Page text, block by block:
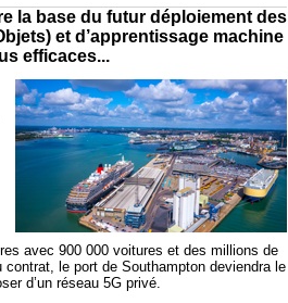
la base du futur déploiement des
et d’apprentissage machine
efficaces...
avec 900 000 voitures et des millions de
le port de Southampton deviendra le
d’un réseau 5G privé.